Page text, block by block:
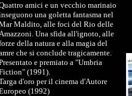
amici e un vecchio marinaio
una goletta fantasma nel
Maldito, alle foci del Rio delle
Una sfida all'ignoto, alle
della natura e alla magia del
che si conclude tragicamente.
e premiato a "Umbria
(1991).
d'oro per il cinema d'Autore
(1992)